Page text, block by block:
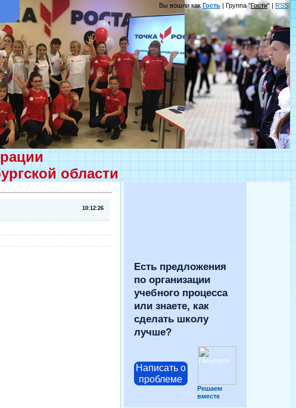
Вы вошли какГость | Группа "Гости" | RSS
области
10:12:26
Есть предложения
по организации
учебного процесса
или знаете, как
сделать школу
лучше?
Написать о
проблеме
Решаем
вместе